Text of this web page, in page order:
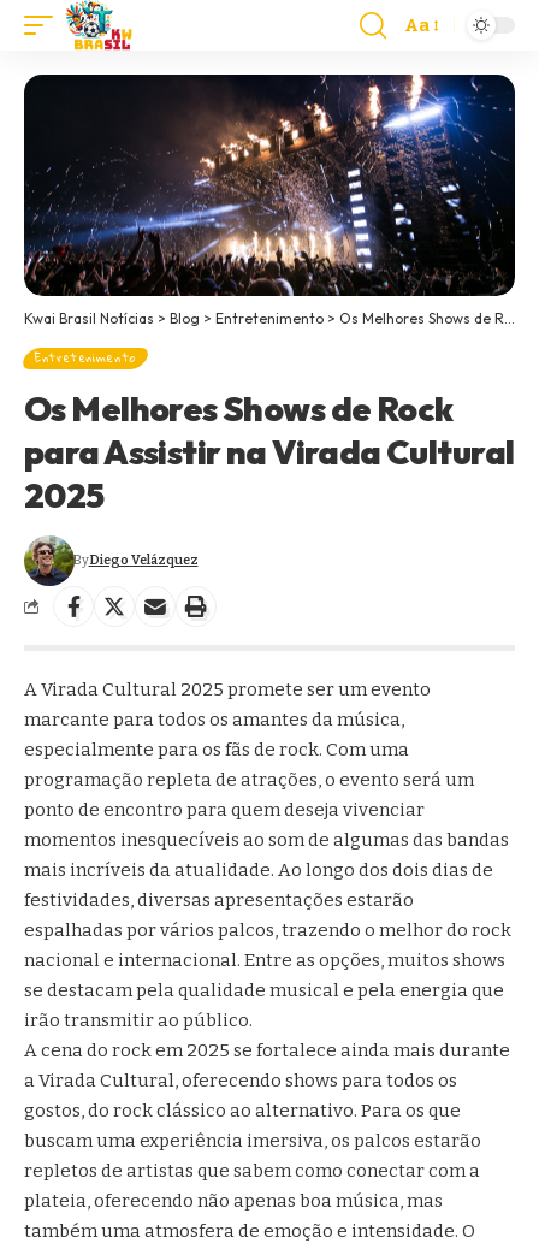
Aa
Kwai Brasil Notícias > Blog > Entretenimento > Os Melhores Shows de Rock para Assistir na Virada Cultural 2025
Entretenimento
Os Melhores Shows de Rock
para Assistir na Virada Cultural
2025
ByDiego Velázquez
A Virada Cultural 2025 promete ser um evento
marcante para todos os amantes da música,
especialmente para os fãs de rock. Com uma
programação repleta de atrações, o evento será um
ponto de encontro para quem deseja vivenciar
momentos inesquecíveis ao som de algumas das bandas
mais incríveis da atualidade. Ao longo dos dois dias de
festividades, diversas apresentações estarão
espalhadas por vários palcos, trazendo o melhor do rock
nacional e internacional. Entre as opções, muitos shows
se destacam pela qualidade musical e pela energia que
irão transmitir ao público.
A cena do rock em 2025 se fortalece ainda mais durante
a Virada Cultural, oferecendo shows para todos os
gostos, do rock clássico ao alternativo. Para os que
buscam uma experiência imersiva, os palcos estarão
repletos de artistas que sabem como conectar com a
plateia, oferecendo não apenas boa música, mas
também uma atmosfera de emoção e intensidade. O